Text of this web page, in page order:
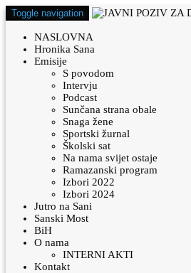
Toggle navigation
NASLOVNA
Hronika Sana
Emisije
S povodom
Intervju
Podcast
Sunčana strana obale
Snaga žene
Sportski žurnal
Školski sat
Na nama svijet ostaje
Ramazanski program
Izbori 2022
Izbori 2024
Jutro na Sani
Sanski Most
BiH
O nama
INTERNI AKTI
Kontakt